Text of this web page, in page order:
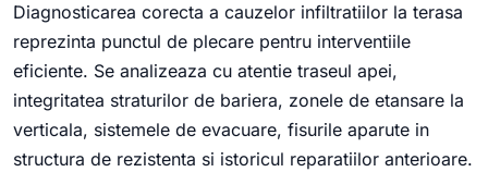
Diagnosticarea corecta a cauzelor infiltratiilor la terasa
reprezinta punctul de plecare pentru interventiile
eficiente. Se analizeaza cu atentie traseul apei,
integritatea straturilor de bariera, zonele de etansare la
verticala, sistemele de evacuare, fisurile aparute in
structura de rezistenta si istoricul reparatiilor anterioare.